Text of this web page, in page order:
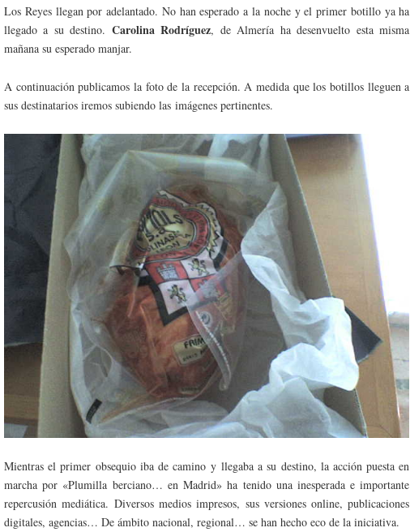
Los Reyes llegan por adelantado. No han esperado a la noche y el primer botillo ya ha
llegado a su destino. Carolina Rodríguez, de Almería ha desenvuelto esta misma
mañana su esperado manjar.
A continuación publicamos la foto de la recepción. A medida que los botillos lleguen a
sus destinatarios iremos subiendo las imágenes pertinentes.
Mientras el primer obsequio iba de camino y llegaba a su destino, la acción puesta en
marcha por «Plumilla berciano… en Madrid» ha tenido una inesperada e importante
repercusión mediática. Diversos medios impresos, sus versiones online, publicaciones
digitales, agencias… De ámbito nacional, regional… se han hecho eco de la iniciativa.